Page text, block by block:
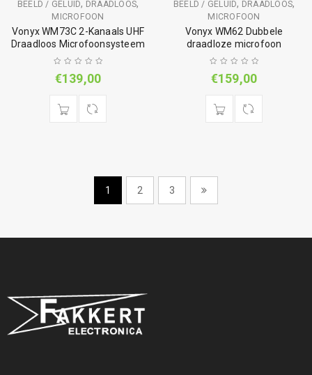
BEELD / GELUID, DRAADLOOS,
MICROFOON
Vonyx WM73C 2-Kanaals UHF
Draadloos Microfoonsysteem
€139,00
BEELD / GELUID, DRAADLOOS,
MICROFOON
Vonyx WM62 Dubbele
draadloze microfoon
€159,00
1 2 3